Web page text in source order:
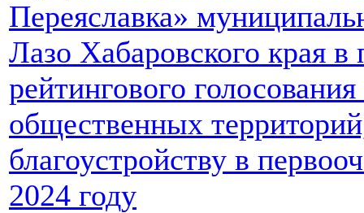
Переяславка»
Лазо Хабаровского края в
рейтингового
общественных
благоустройству в
2024 году